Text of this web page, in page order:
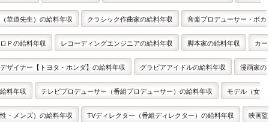
（華道先生）の給料年収 クラシック作曲家の給料年収 音楽プロデューサー・ボカ
ロＰの給料年収 レコーディングエンジニアの給料年収 脚本家の給料年収 カー
デザイナー【トヨタ・ホンダ】の給料年収 グラビアアイドルの給料年収 漫画家の
給料年収 テレビプロデューサー（番組プロデューサー）の給料年収 モデル（女
性・メンズ）の給料年収 TVディレクター（番組ディレクター）の給料年収 映画監